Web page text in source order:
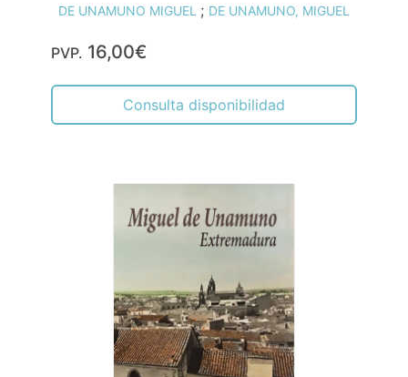
DE UNAMUNO MIGUEL ; DE UNAMUNO, MIGUEL
PVP. 16,00€
Consulta disponibilidad